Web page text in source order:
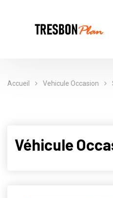
Accueil Vehicule Occasion
Véhicule